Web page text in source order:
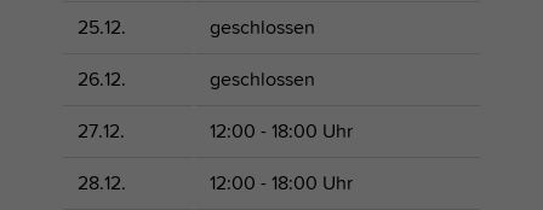
25.12. geschlossen
26.12. geschlossen
27.12. 12:00 - 18:00 Uhr
28.12. 12:00 - 18:00 Uhr